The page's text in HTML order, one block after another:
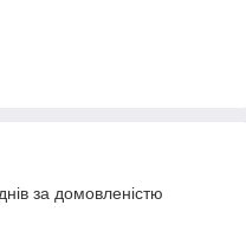
за домовленістю